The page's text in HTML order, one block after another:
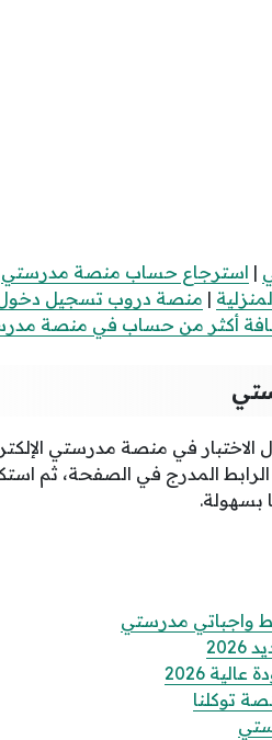
| استرجاع حساب منصة مدرستي
| منصة دروب تسجيل دخول
أكثر من حساب في منصة
في منصة مدرستي
الرابط المدرج في الصفحة، ثم
بسهولة.
توكلنا